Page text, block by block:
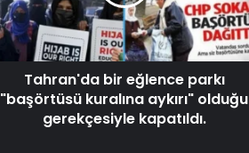
Tahran'da bir eğlence parkı
"başörtüsü kuralına aykırı" olduğu
gerekçesiyle kapatıldı.